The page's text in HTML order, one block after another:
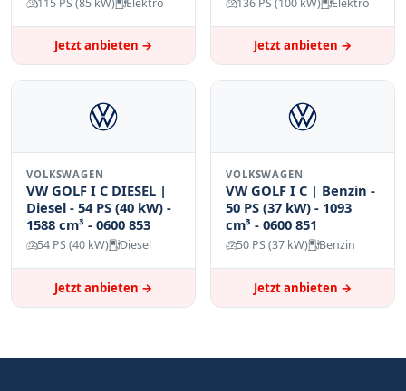
115 PS (85 kW) Elektro
Jetzt anbieten →
136 PS (100 kW) Elektro
Jetzt anbieten →
VOLKSWAGEN
VW GOLF I C DIESEL |
Diesel - 54 PS (40 kW) -
1588 cm³ - 0600 853
54 PS (40 kW) Diesel
Jetzt anbieten →
VOLKSWAGEN
VW GOLF I C | Benzin -
50 PS (37 kW) - 1093
cm³ - 0600 851
50 PS (37 kW) Benzin
Jetzt anbieten →